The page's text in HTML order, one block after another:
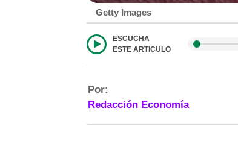
Getty Images
ESCUCHA
ESTE ARTICULO
Por:
Redacción Economía